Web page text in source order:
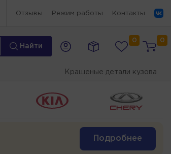
Отзывы Режим работы Контакты
Найти
0 0
Крашеные детали кузова
Подробнее